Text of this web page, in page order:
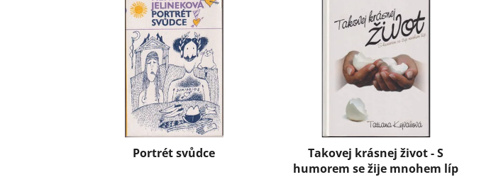
Portrét svůdce
Takovej krásnej život - S
humorem se žije mnohem líp